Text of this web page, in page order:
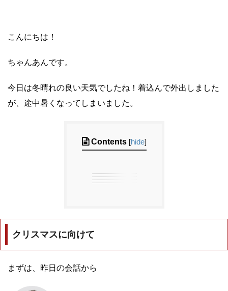
こんにちは！
ちゃんあんです。
今日は冬晴れの良い天気でしたね！着込んで外出しました
が、途中暑くなってしまいました。
Contents [hide]
クリスマスに向けて
まずは、昨日の会話から